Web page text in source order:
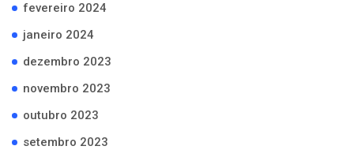
fevereiro 2024
janeiro 2024
dezembro 2023
novembro 2023
outubro 2023
setembro 2023